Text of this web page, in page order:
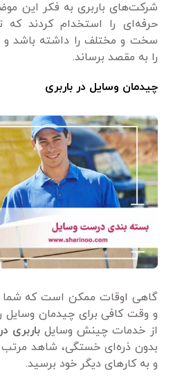
شرکت‌های باربری به فکر این
حرفه‌ای را استخدام کردند که
سخت و مختلف را داشته باشد
را به مقصد برساند.
چیدمان وسایل در باربری
گاهی اوقات ممکن است که شما
و وقت کافی برای چیدمان وسایل
از خدمات چینش وسایل باربری
بدون ذره‌ای خستگی، شاهد
و به کارهای دیگر خود برسید.